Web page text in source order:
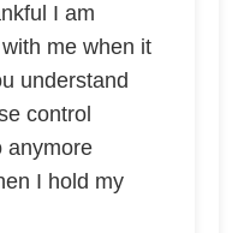
I am
me when it
understand
control
anymore
I hold my